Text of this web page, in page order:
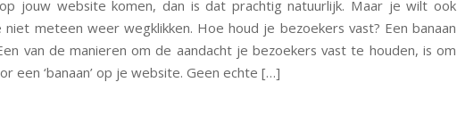
jouw website komen, dan is dat prachtig natuurlijk. Maar je wilt ook
niet meteen weer wegklikken. Hoe houd je bezoekers vast? Een banaan
van de manieren om de aandacht je bezoekers vast te houden, is om
een ‘banaan’ op je website. Geen echte […]